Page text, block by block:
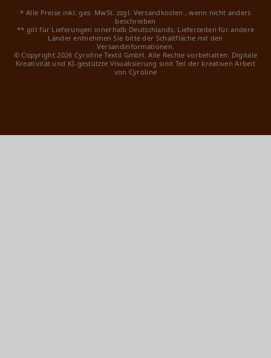
* Alle Preise inkl. ges. MwSt. zzgl. Versandkosten , wenn nicht anders
beschrieben
** gilt für Lieferungen innerhalb Deutschlands, Lieferzeiten für andere
Länder entnehmen Sie bitte der Schaltfläche mit den
Versandinformationen.
© Copyright 2026 Cyroline Textil GmbH. Alle Rechte vorbehalten. Digitale
Kreativität und KI-gestützte Visualisierung sind Teil der kreativen Arbeit
von Cyroline